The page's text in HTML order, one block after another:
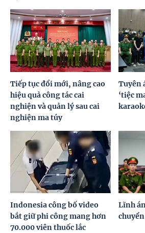
Tiếp tục đổi mới, nâng cao
hiệu quả công tác cai
nghiện và quản lý sau cai
nghiện ma túy
Tuyên
‘tiệc
Indonesia công bố video
bắt giữ phi công mang hơn
70.000 viên thuốc lắc
Lĩnh